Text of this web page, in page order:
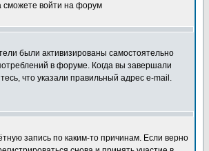
сможете войти на форум
были активизированы самостоятельно
в форуме. Когда вы завершали
что указали правильный адрес e-mail.
запись по каким-то причинам. Если верно